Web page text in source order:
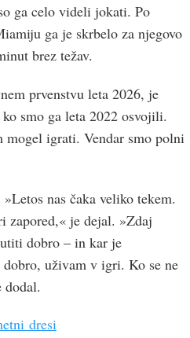
ga celo videli jokati. Po
ga je skrbelo za njegovo
brez težav.
prvenstvu leta 2026, je
smo ga leta 2022 osvojili.
mogel igrati. Vendar smo polni
nas čaka veliko tekem.
zapored,« je dejal. »Zdaj
dobro – in kar je
uživam v igri. Ko se ne
dodal.
dresi